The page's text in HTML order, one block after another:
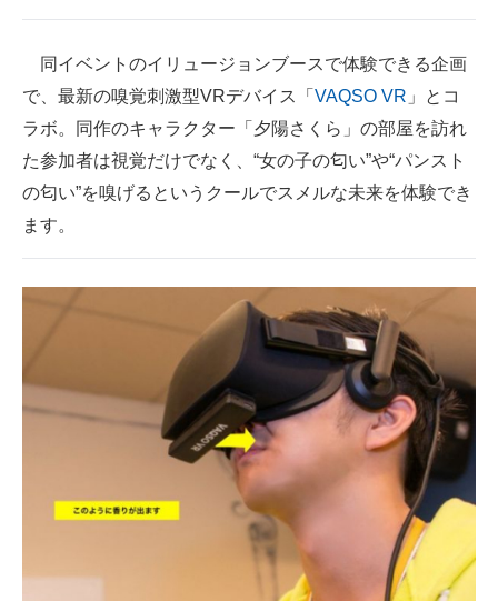
モノづくり技術者専門サイト
エレクトロニクス専門サイト
電子設計の基本と応用
ちょっと気になるネットの話題
同イベントのイリュージョンブースで体験できる企画
で、最新の嗅覚刺激型VRデバイス「 VAQSO VR 」とコ
ラボ。同作のキャラクター「夕陽さくら」の部屋を訪れ
た参加者は視覚だけでなく、“女の子の匂い”や“パンスト
の匂い”を嗅げるというクールでスメルな未来を体験でき
ます。